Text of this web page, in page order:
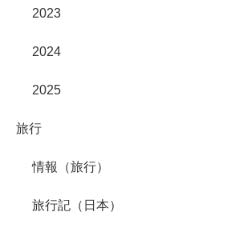
2023
2024
2025
旅行
情報（旅行）
旅行記（日本）